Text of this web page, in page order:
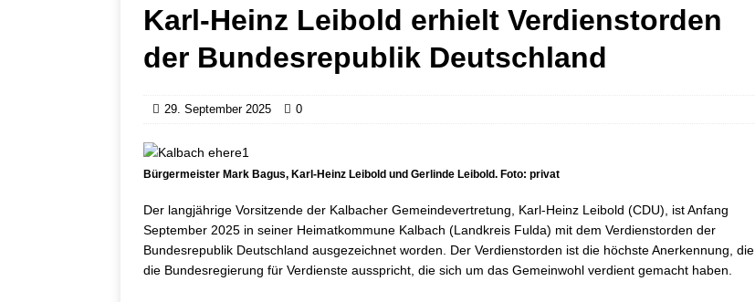
Karl-Heinz Leibold erhielt Verdienstorden
der Bundesrepublik Deutschland
29. September 2025 0
Bürgermeister Mark Bagus, Karl-Heinz Leibold und Gerlinde Leibold. Foto: privat
Der langjährige Vorsitzende der Kalbacher Gemeindevertretung, Karl-Heinz Leibold (CDU), ist Anfang
September 2025 in seiner Heimatkommune Kalbach (Landkreis Fulda) mit dem Verdienstorden der
Bundesrepublik Deutschland ausgezeichnet worden. Der Verdienstorden ist die höchste Anerkennung, die
die Bundesregierung für Verdienste ausspricht, die sich um das Gemeinwohl verdient gemacht haben.